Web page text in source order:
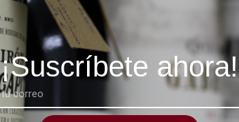
¡Suscríbete ahora!